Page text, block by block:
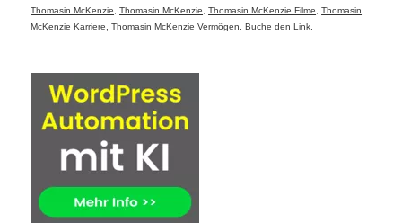
Thomasin McKenzie ,Thomasin McKenzie ,Thomasin McKenzie Filme ,Thomasin
McKenzie Karriere ,Thomasin McKenzie Vermögen . Buche denLink